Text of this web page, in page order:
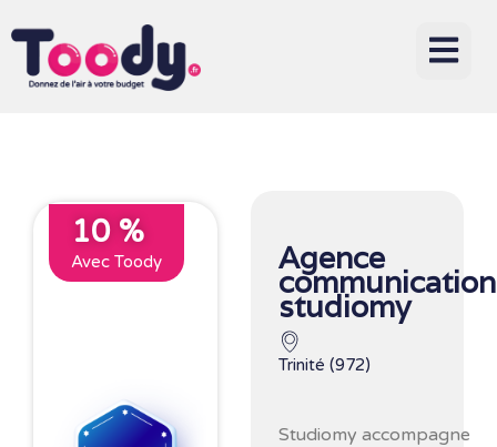
10 %
Avec Toody Agence
communication
studiomy
Trinité (972)
Studiomy accompagne